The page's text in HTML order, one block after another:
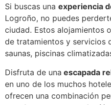
Si buscas una experiencia
Logroño, no puedes
ciudad. Estos alojamientos
de tratamientos y servicios
saunas, piscinas
Disfruta de una escapada
en uno de los muchos
ofrecen una combinación